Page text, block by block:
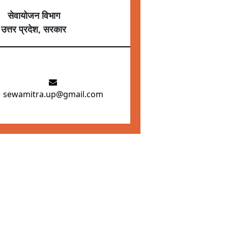
सेवायोजन विभाग
उत्तर प्रदेश, सरकार
sewamitra.up@gmail.com